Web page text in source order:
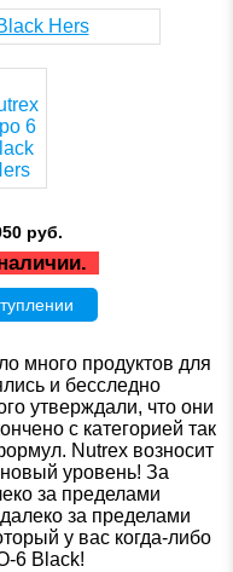
руб.
много продуктов для
и бесследно
утверждали, что они
с категорией так
Nutrex возносит
уровень! За
за пределами
за пределами
у вас когда-либо
Black!